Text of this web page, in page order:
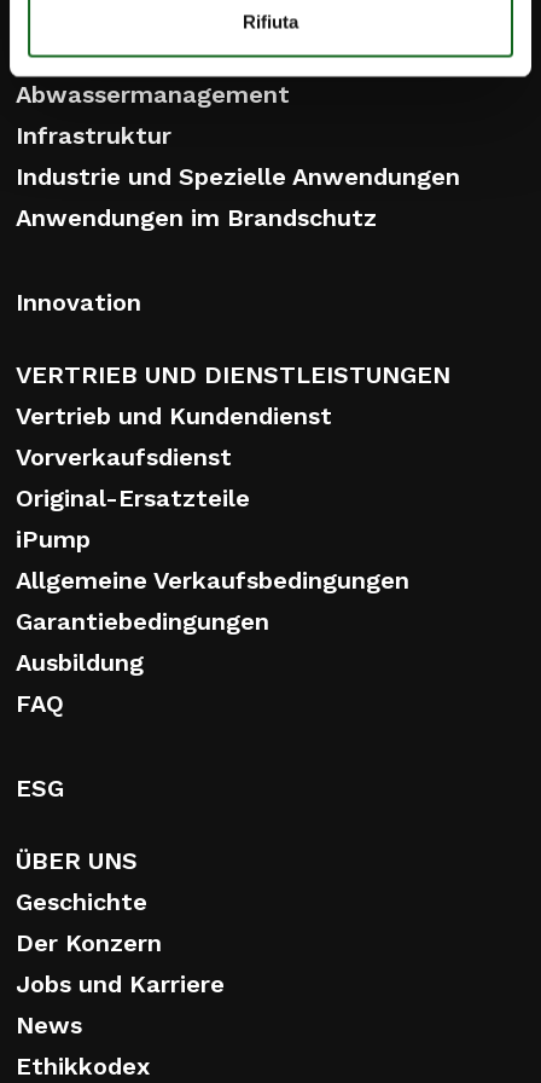
Rifiuta
Wasserwirtschaft und
Abwassermanagement
Infrastruktur
Industrie und Spezielle Anwendungen
Anwendungen im Brandschutz
Innovation
VERTRIEB UND DIENSTLEISTUNGEN
Vertrieb und Kundendienst
Vorverkaufsdienst
Original-Ersatzteile
iPump
Allgemeine Verkaufsbedingungen
Garantiebedingungen
Ausbildung
FAQ
ESG
ÜBER UNS
Geschichte
Der Konzern
Jobs und Karriere
News
Ethikkodex